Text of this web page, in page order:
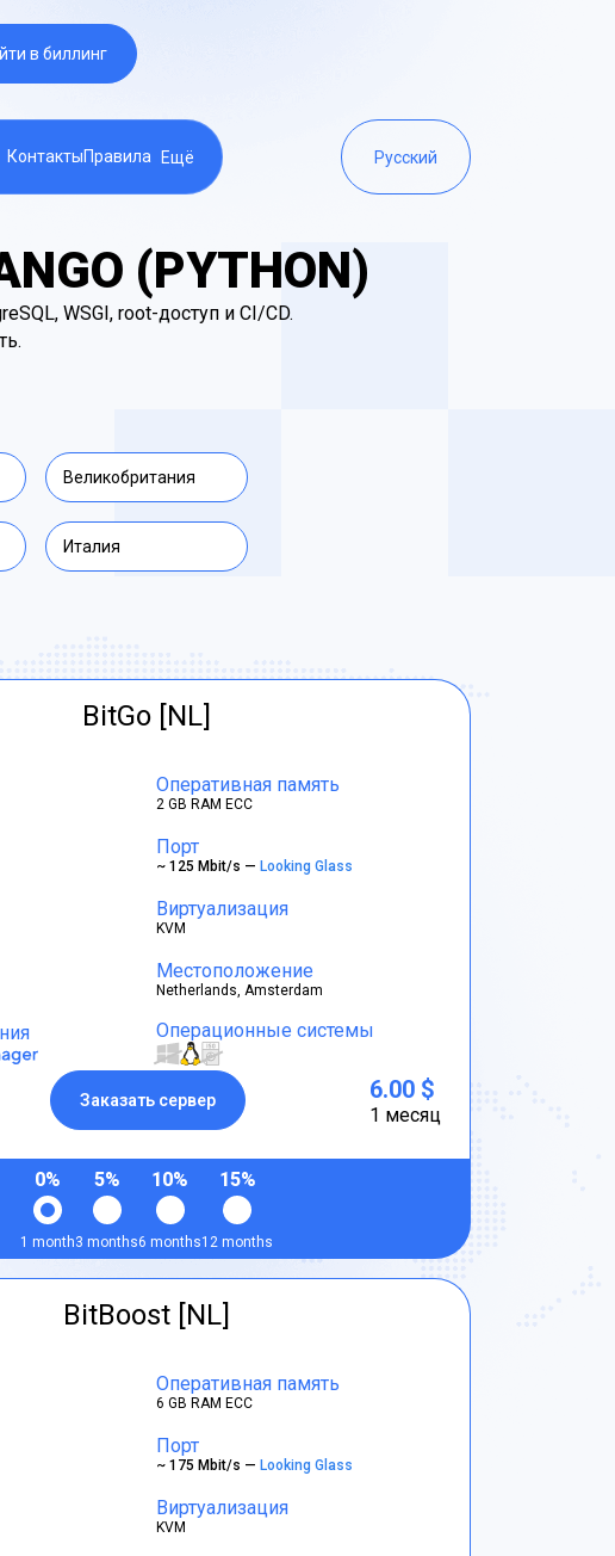
в биллинг
КонтактыПравила Ещё Русский
(PYTHON)
WSGI, root-доступ и CI/CD.
Великобритания
Италия
BitGo [NL]
Оперативная память
2 GB RAM ECC
Порт
~ 125 Mbit/s —Looking Glass
Виртуализация
KVM
Местоположение
Netherlands, Amsterdam
Операционные системы
Заказать сервер 6.00 $
1 месяц
0%
1 month
5%
3 months
10%
6 months
15%
12 months
BitBoost [NL]
Оперативная память
6 GB RAM ECC
Порт
~ 175 Mbit/s —Looking Glass
Виртуализация
KVM